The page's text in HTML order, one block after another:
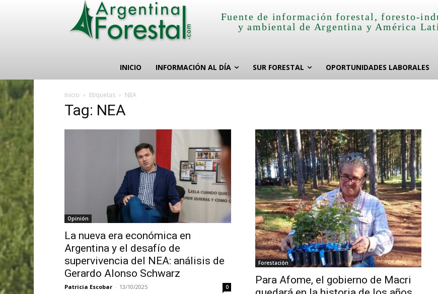
Fuente de información forestal, foresto-
y ambiental de Argentina y América
INICIO INFORMACIÓN AL DÍA SUR FORESTAL OPORTUNIDADES LABORALES
Inicio Etiquetas NEA
Tag: NEA
Opinión
La nueva era económica en
Argentina y el desafío de
supervivencia del NEA: análisis de
Gerardo Alonso Schwarz
Patricia Escobar - 13/10/2025 0
Forestación
Para Afome, el gobierno de Macri